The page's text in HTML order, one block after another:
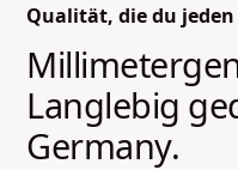
Qualität, die du jeden
Langlebig
Germany.